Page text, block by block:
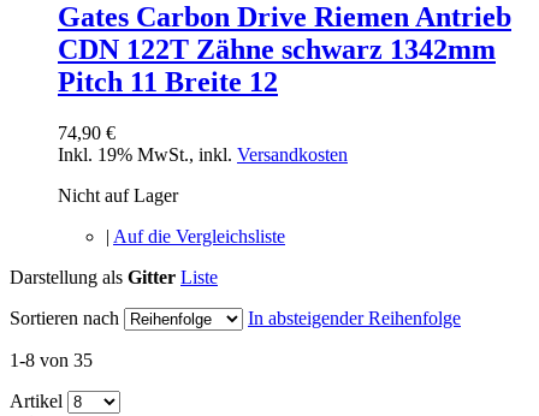
Gates Carbon Drive Riemen Antrieb
CDN 122T Zähne schwarz 1342mm
Pitch 11 Breite 12
74,90 €
Inkl. 19% MwSt., inkl. Versandkosten
Nicht auf Lager
| Auf die Vergleichsliste
Darstellung als Gitter Liste
Sortieren nach
In absteigender Reihenfolge
1-8 von 35
Artikel